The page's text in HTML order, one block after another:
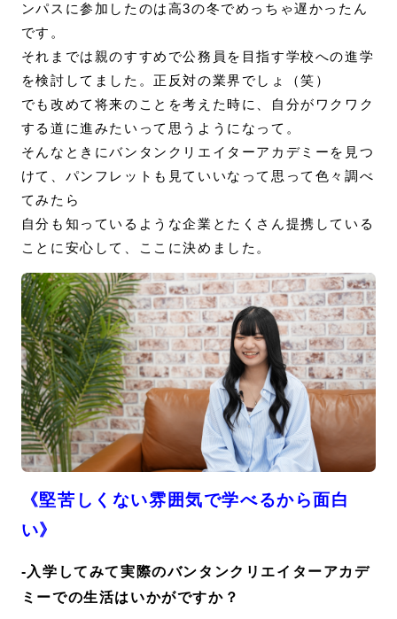
ンパスに参加したのは高3の冬でめっちゃ遅かったん
です。
それまでは親のすすめで公務員を目指す学校への進学
を検討してました。正反対の業界でしょ（笑）
でも改めて将来のことを考えた時に、自分がワクワク
する道に進みたいって思うようになって。
そんなときにバンタンクリエイターアカデミーを見つ
けて、パンフレットも見ていいなって思って色々調べ
てみたら
自分も知っているような企業とたくさん提携している
ことに安心して、ここに決めました。
《堅苦しくない雰囲気で学べるから面白
い》
-入学してみて実際のバンタンクリエイターアカデ
ミーでの生活はいかがですか？